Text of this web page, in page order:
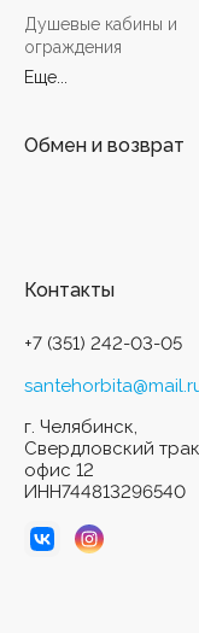
Душевые кабины и
ограждения
Еще...
Обмен и возврат
Контакты
+7 (351) 242-03-05
г. Челябинск,
Свердловский
офис 12
ИНН744813296540